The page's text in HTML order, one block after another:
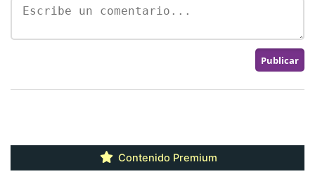
Contenido Premium